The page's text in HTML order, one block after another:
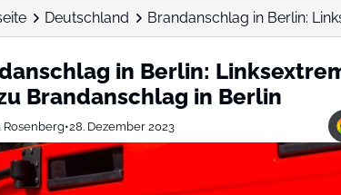
Deutschland Brandanschlag in Berlin:
in Berlin:
Brandanschlag in Berlin
Rosenberg•28. Dezember 2023